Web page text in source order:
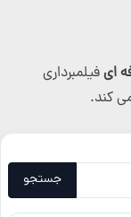
ایفیلمبرداری
کند.
جستجو